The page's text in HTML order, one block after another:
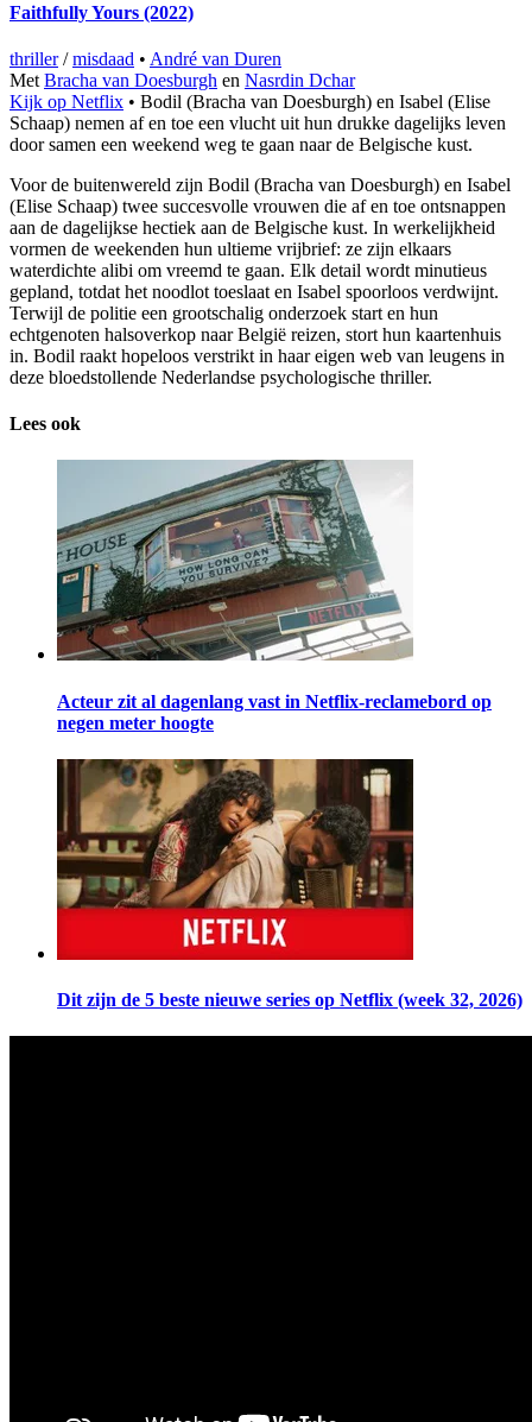
Faithfully Yours (2022)
thriller/misdaad • André van Duren
Met Bracha van Doesburgh en Nasrdin Dchar
Kijk op Netflix • Bodil (Bracha van Doesburgh) en Isabel (Elise
Schaap) nemen af en toe een vlucht uit hun drukke dagelijks leven
door samen een weekend weg te gaan naar de Belgische kust.
Voor de buitenwereld zijn Bodil (Bracha van Doesburgh) en Isabel
(Elise Schaap) twee succesvolle vrouwen die af en toe ontsnappen
aan de dagelijkse hectiek aan de Belgische kust. In werkelijkheid
vormen de weekenden hun ultieme vrijbrief: ze zijn elkaars
waterdichte alibi om vreemd te gaan. Elk detail wordt minutieus
gepland, totdat het noodlot toeslaat en Isabel spoorloos verdwijnt.
Terwijl de politie een grootschalig onderzoek start en hun
echtgenoten halsoverkop naar België reizen, stort hun kaartenhuis
in. Bodil raakt hopeloos verstrikt in haar eigen web van leugens in
deze bloedstollende Nederlandse psychologische thriller.
Lees ook
Acteur zit al dagenlang vast in Netflix-reclamebord op
negen meter hoogte
Dit zijn de 5 beste nieuwe series op Netflix (week 32, 2026)